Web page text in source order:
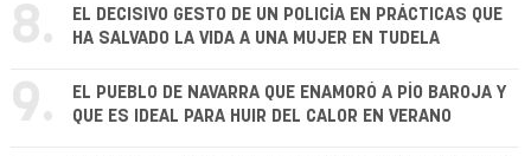
8.
EL DECISIVO GESTO DE UN POLICÍA EN PRÁCTICAS QUE
HA SALVADO LA VIDA A UNA MUJER EN TUDELA
9.
EL PUEBLO DE NAVARRA QUE ENAMORÓ A PÍO BAROJA Y
QUE ES IDEAL PARA HUIR DEL CALOR EN VERANO